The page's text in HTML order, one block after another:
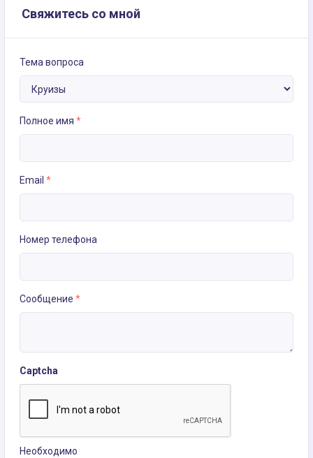
Свяжитесь со мной
Тема вопроса
Полное имя *
Email *
Номер телефона
Сообщение *
Captcha
Необходимо